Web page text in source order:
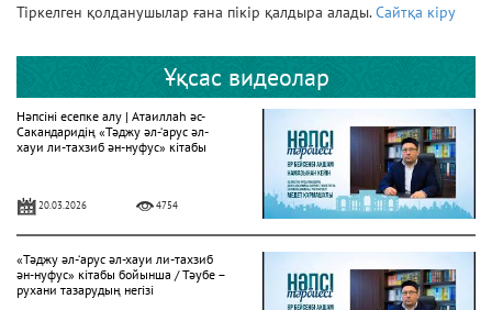
Тіркелген қолданушылар ғана пікір қалдыра алады.Сайтқа кіру
Ұқсас видеолар
Нәпсіні есепке алу | Атаиллаһ әс-
Сакандаридің «Тәджу әл-‘арус әл-
хауи ли-тахзиб ән-нуфус» кітабы
20.03.2026 4754
«Тәджу әл-‘арус әл-хауи ли-тахзиб
ән-нуфус» кітабы бойынша / Тәубе –
рухани тазарудың негізі